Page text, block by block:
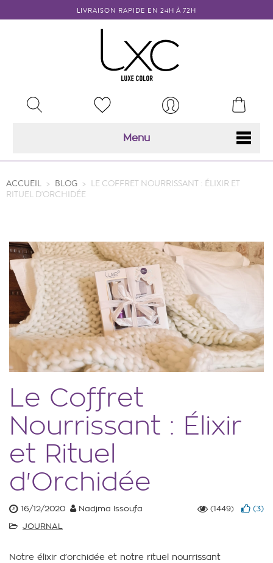
LIVRAISON RAPIDE EN 24H À 72H
MON
MY
WISHLISTS
RECHERCHER
Menu
ACCUEIL > BLOG > LE COFFRET NOURRISSANT : ÉLIXIR ET
RITUEL D'ORCHIDÉE
Le Coffret
Nourrissant : Élixir
et Rituel
d'Orchidée
16/12/2020 Nadjma Issoufa (1449) (3)
JOURNAL
Notre élixir d’orchidée et notre rituel nourrissant